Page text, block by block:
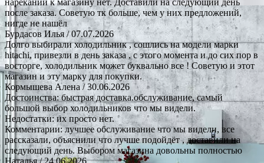
нареканий к магазину нет. Доставили на следующий день
после заказа. Советую тк больше, чем у них предложений,
нигде не нашёл
Бурдасов Илья/ 07.07.2026
Долго выбирали холодильник , сошлись на модели марки
hitachi, привезли в день заказа , с этого момента и до сих пор в
восторге, холодильник может буквально все ! Советую и этот
магазин и эту марку для покупки.
Кормышева Алена / 30.06.2026
Достоинства: быстрая доставка.обслуживание, самый
большой выбор холодильников что мы видели.
Недостатки: их просто нет.
Комментарии: лучшее обслуживание что мы видели, все
рассказали, объяснили что лучше подойдёт , доставили на
следующий день. Выбором магазина довольны полностью
Наталья/ 24.06.2026